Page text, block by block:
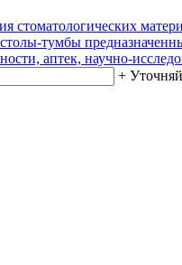
стоматологических
тумбы
аптек, научно-
+